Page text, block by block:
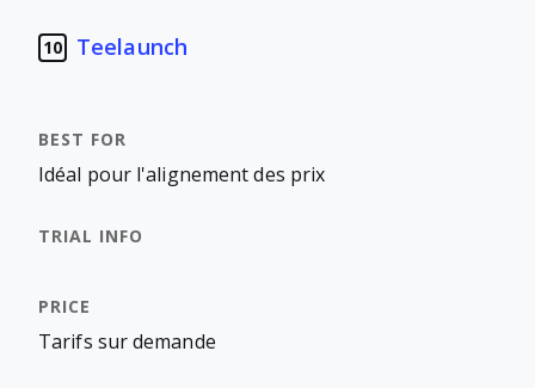
10 Teelaunch
Idéal pour l'alignement des prix
Tarifs sur demande